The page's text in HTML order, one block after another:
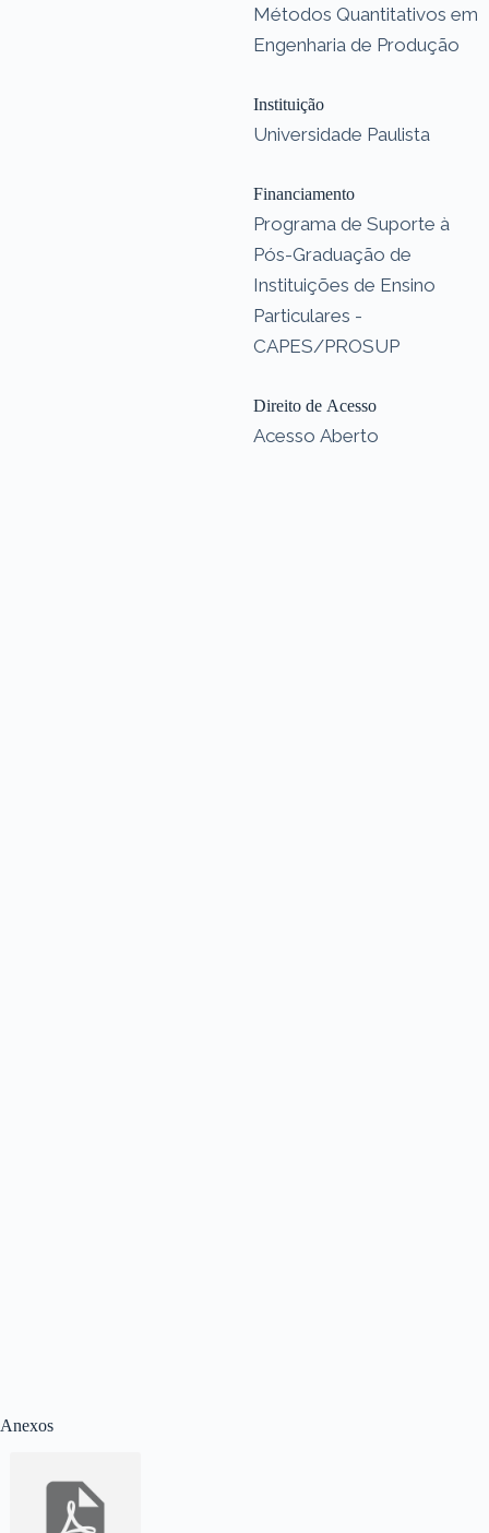
Anexos
Métodos Quantitativos em
Engenharia de Produção
Instituição
Universidade Paulista
Financiamento
Programa de Suporte à
Pós-Graduação de
Instituições de Ensino
Particulares -
CAPES/PROSUP
Direito de Acesso
Acesso Aberto